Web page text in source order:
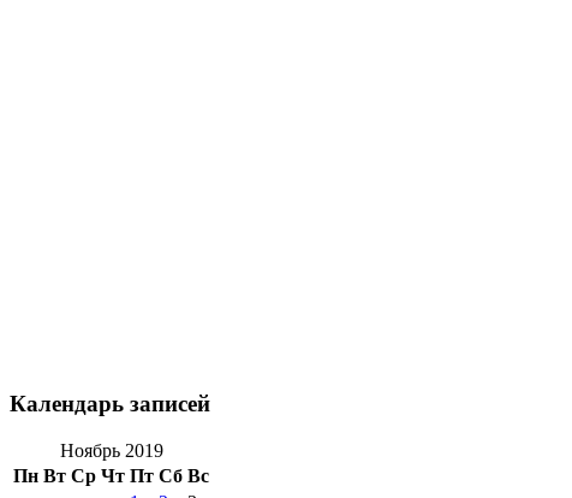
Календарь записей
Ноябрь 2019
Пн Вт Ср Чт Пт Сб Вс